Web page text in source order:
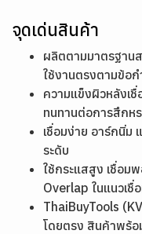
จุดเด่นสินค้า
ผลิตตามมาตรฐาน
ใช้งานตรงตามข้อ
ความแข็งผิวหลังเ
ทนทานต่อการสึกห
เชื่อมง่าย อาร์กนิ่ม
ระดับ
ใช้กระแสสูง เชื่อม
Overlap ในแนวเชื่
ThaiBuyTools
โดยตรง สินค้าพร้